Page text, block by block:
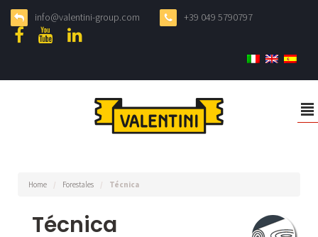
info@valentini-group.com +39 049 5790797
²
Home / Forestales / Técnica
Técnica